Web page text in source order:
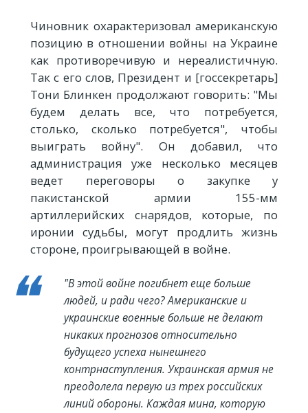
Чиновник охарактеризовал американскую
позицию в отношении войны на Украине
как противоречивую и нереалистичную.
Так с его слов, Президент и [госсекретарь]
Тони Блинкен продолжают говорить: "Мы
будем делать все, что потребуется,
столько, сколько потребуется", чтобы
выиграть войну". Он добавил, что
администрация уже несколько месяцев
ведет переговоры о закупке у
пакистанской армии 155-мм
артиллерийских снарядов, которые, по
иронии судьбы, могут продлить жизнь
стороне, проигрывающей в войне.
"В этой войне погибнет еще больше
людей, и ради чего? Американские и
украинские военные больше не делают
никаких прогнозов относительно
будущего успеха нынешнего
контрнаступления. Украинская армия не
преодолела первую из трех российских
линий обороны. Каждая мина, которую